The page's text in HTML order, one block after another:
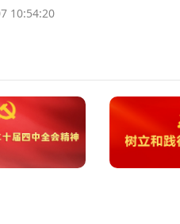
10:54:20